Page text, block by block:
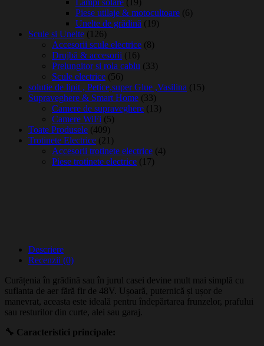
Piese utilaje & motocultoare (6)
Unelte de grădină (19)
Scule și Unelte (126)
Accesorii scule electrice (8)
Drujbă & accesorii (16)
Prelungitor si rola cablu (33)
Scule electrice (56)
solutie de lipit , Petice,super Glue ,Vasilina (15)
Supraveghere & Smart Home (33)
Camere de supraveghere (13)
Camere WiFi (5)
Toate Produsele (409)
Trotinete Electrice (21)
Accesorii trotinete electrice (4)
Piese trotinete electrice (17)
Descriere
Recenzii (0)
Curățenia în grădină sau în jurul casei devine mult mai simplă cu
suflanta de aer fără fir de 48V. Ușoară, puternică și ușor de
manevrat, aceasta este ideală pentru îndepărtarea frunzelor, prafului
sau resturilor din curte, alei sau garaj.
🔧 Caracteristici principale: